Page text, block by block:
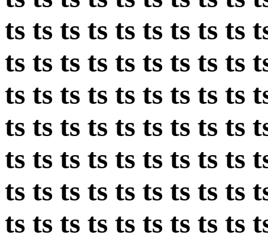
ts ts ts ts ts ts ts ts ts
ts ts ts ts ts ts ts ts ts
ts ts ts ts ts ts ts ts ts
ts ts ts ts ts ts ts ts ts
ts ts ts ts ts ts ts ts ts
ts ts ts ts ts ts ts ts ts
ts ts ts ts ts ts ts ts ts